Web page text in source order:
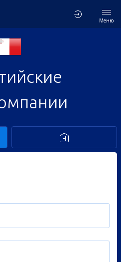
Меню